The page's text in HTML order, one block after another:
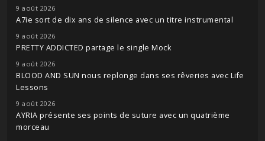
9 août 2026
A7ie sort de dix ans de silence avec un titre instrumental
9 août 2026
PRETTY ADDICTED partage le single Mock
9 août 2026
BLOOD AND SUN nous replonge dans ses rêveries avec Life
Lessons
9 août 2026
AYRIA présente ses points de suture avec un quatrième
morceau